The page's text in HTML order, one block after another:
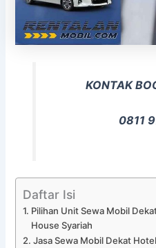
KONTAK
0811
Daftar Isi
Pilihan Unit Sewa Mobil
House Syariah
Jasa Sewa Mobil Dekat